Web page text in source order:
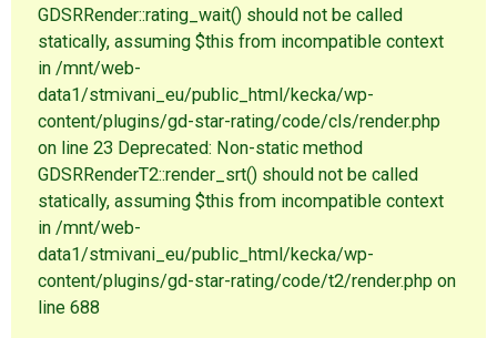
GDSRRender::rating_wait() should not be called
statically, assuming $this from incompatible context
in /mnt/web-
data1/stmivani_eu/public_html/kecka/wp-
content/plugins/gd-star-rating/code/cls/render.php
on line 23 Deprecated: Non-static method
GDSRRenderT2::render_srt() should not be called
statically, assuming $this from incompatible context
in /mnt/web-
data1/stmivani_eu/public_html/kecka/wp-
content/plugins/gd-star-rating/code/t2/render.php on
line 688